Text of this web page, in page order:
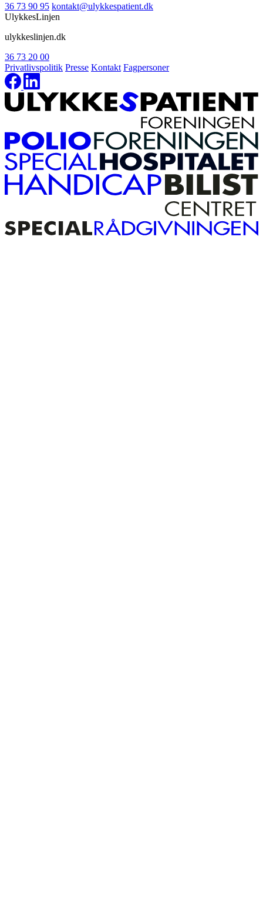
36 73 90 95 kontakt@ulykkespatient.dk
UlykkesLinjen
ulykkeslinjen.dk
36 73 20 00
Privatlivspolitik Presse Kontakt Fagpersoner